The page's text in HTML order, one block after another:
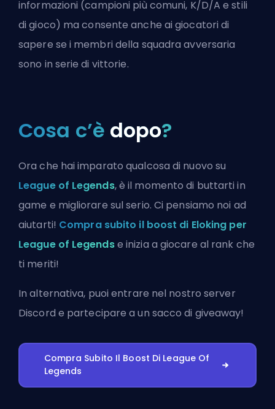
informazioni (campioni più comuni, K/D/A e stili
di gioco) ma consente anche ai giocatori di
sapere se i membri della squadra avversaria
sono in serie di vittorie.
Cosa c’è dopo?
Ora che hai imparato qualcosa di nuovo su
League of Legends, è il momento di buttarti in
game e migliorare sul serio. Ci pensiamo noi ad
aiutarti! Compra subito il boost di Eloking per
League of Legendse inizia a giocare al rank che
ti meriti!
In alternativa, puoientrare nel nostro server
Discord e partecipare a un sacco di giveaway!
Compra Subito Il Boost Di League Of
Legends